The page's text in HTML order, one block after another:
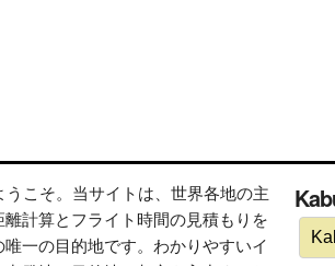
うこそ。当サイトは、世界各地の主
計算とフライト時間の見積もりを
一の目的地です。わかりやすいイ